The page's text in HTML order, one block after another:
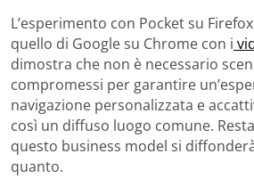
L’esperimento con Pocket su
quello di Google su Chrome con i
dimostra che non è necessario
compromessi per garantire
navigazione personalizzata e
così un diffuso luogo comune.
questo business model si
quanto.